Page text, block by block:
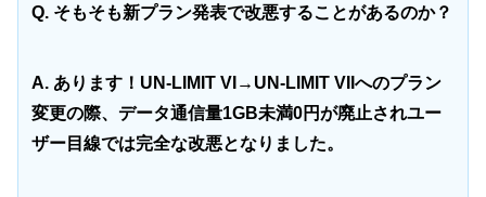
Q. そもそも新プラン発表で改悪することがあるのか？
A. あります！UN-LIMIT VI→UN-LIMIT VIIへのプラン
変更の際、データ通信量1GB未満0円が廃止されユー
ザー目線では完全な改悪となりました。